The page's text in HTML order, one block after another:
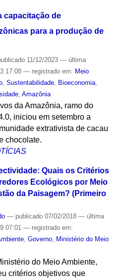
capacitação de
para a produção de
11/12/2023 — última
17:08 — registrado em: Meio
, Sustentabilidade, Bioeconomia,
, Amazônia
da Amazônia, ramo do
iniciou em setembro a
extrativista de cacau
chocolate.
Quais os Critérios
Ecológicos por Meio
da Paisagem? (Primeiro
— publicado07/02/2018 — última
07:01 — registrado em:
, Governo, Ministério do Meio
do Meio Ambiente,
critérios objetivos que